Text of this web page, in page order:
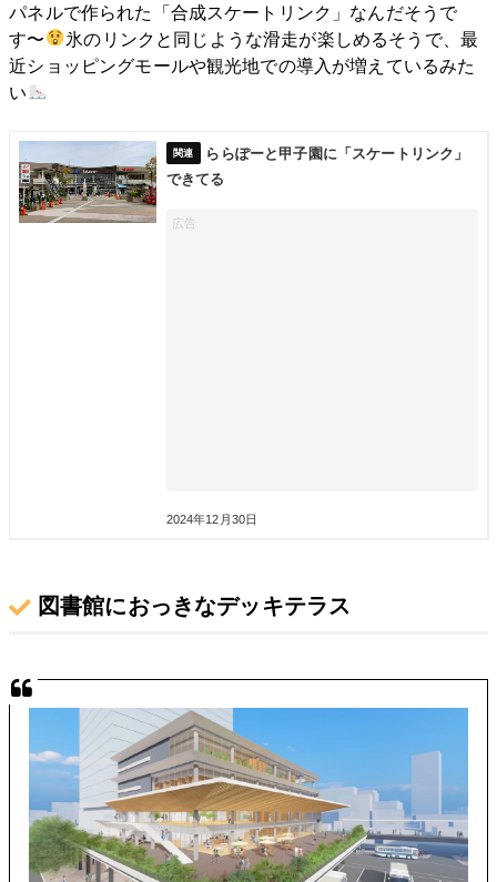
パネルで作られた「合成スケートリンク」なんだそうで
す〜
氷のリンクと同じような滑走が楽しめるそうで、最
近ショッピングモールや観光地での導入が増えているみた
い
ららぽーと甲子園に「スケートリンク」
できてる
2024年12月30日
図書館におっきなデッキテラス